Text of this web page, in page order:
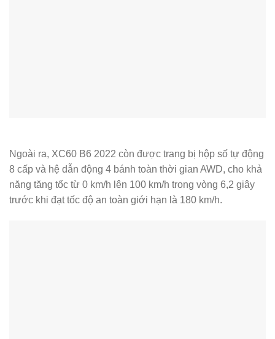
Ngoài ra, XC60 B6 2022 còn được trang bị hộp số tự động
8 cấp và hệ dẫn động 4 bánh toàn thời gian AWD, cho khả
năng tăng tốc từ 0 km/h lên 100 km/h trong vòng 6,2 giây
trước khi đạt tốc độ an toàn giới hạn là 180 km/h.